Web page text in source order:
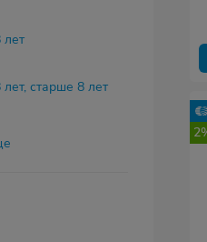
лет
старше 8 лет